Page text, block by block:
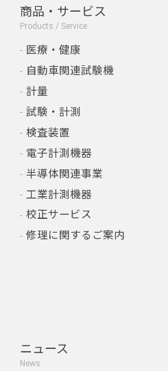
商品・サービス
Products / Service
医療・健康
自動車関連試験機
計量
試験・計測
検査装置
電子計測機器
半導体関連事業
工業計測機器
校正サービス
修理に関するご案内
ニュース
News